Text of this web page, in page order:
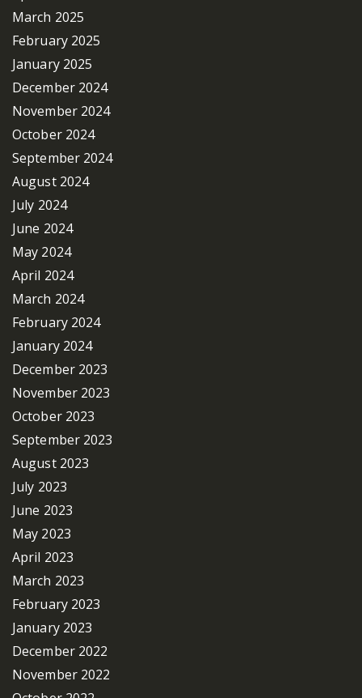
March 2025
February 2025
January 2025
December 2024
November 2024
October 2024
September 2024
August 2024
July 2024
June 2024
May 2024
April 2024
March 2024
February 2024
January 2024
December 2023
November 2023
October 2023
September 2023
August 2023
July 2023
June 2023
May 2023
April 2023
March 2023
February 2023
January 2023
December 2022
November 2022